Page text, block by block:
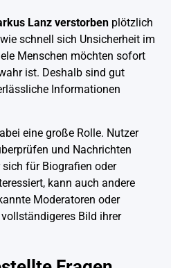
Lanz verstorben plötzlich
schnell sich Unsicherheit im
Menschen möchten sofort
ist. Deshalb sind gut
Informationen
eine große Rolle. Nutzer
und Nachrichten
für Biografien oder
kann auch andere
Moderatoren oder
Bild ihrer